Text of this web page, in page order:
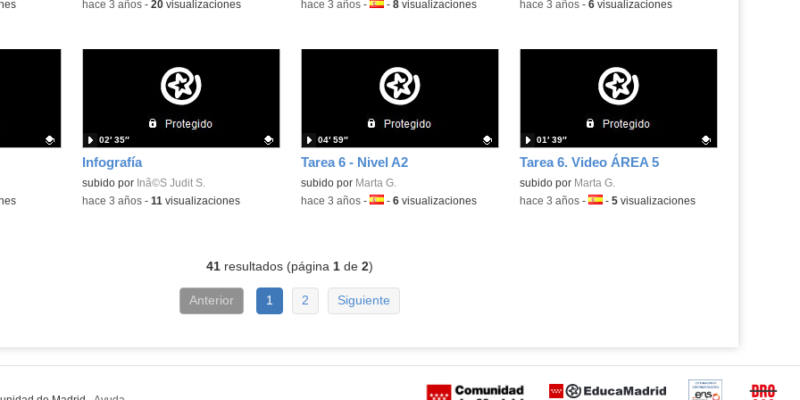
-hace 3 años- 20visualizaciones -hace 3 años- Idioma:
- 8visualizaciones -hace 3 años- 6visualizaciones
Infografía
Contenido educativo.
subido por Inã©S Judit S.
02′ 35″
-hace 3 años- 11 visualizaciones
Tarea 6 - Nivel A2
Contenido educativo.
subido por Marta G.
04′ 59″
-hace 3 años- Idioma:
- 6visualizaciones
Tarea 6. Video ÁREA 5
Contenido educativo.
subido por Marta G.
01′ 39″
-hace 3 años- Idioma:
- 5visualizaciones
41resultados (página 1de 2)
Anterior 1 2 Siguiente